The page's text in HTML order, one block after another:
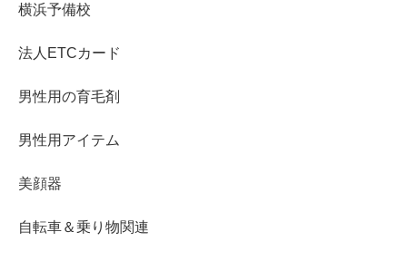
横浜予備校
法人ETCカード
男性用の育毛剤
男性用アイテム
美顔器
自転車＆乗り物関連